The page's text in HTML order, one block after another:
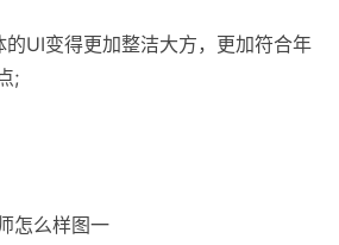
UI变得更加整洁大方，更加符合年
;
么样图一